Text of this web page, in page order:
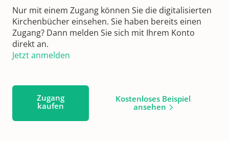
Nur mit einem Zugang können Sie die digitalisierten
Kirchenbücher einsehen. Sie haben bereits einen
Zugang? Dann melden Sie sich mit Ihrem Konto
direkt an.
Jetzt anmelden
Zugang
kaufen
Kostenloses Beispiel
ansehen